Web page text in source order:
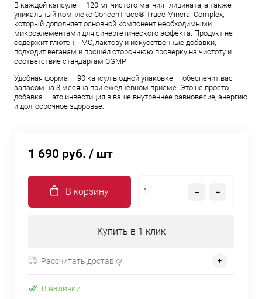
В каждой капсуле — 120 мг чистого магния глицината, а также
уникальный комплекс ConcenTrace® Trace Mineral Complex,
который дополняет основной компонент необходимыми
микроэлементами для синергетического эффекта. Продукт не
содержит глютен, ГМО, лактозу и искусственные добавки,
подходит веганам и прошёл стороннюю проверку на чистоту и
соответствие стандартам CGMP.
Удобная форма — 90 капсул в одной упаковке — обеспечит вас
запасом на 3 месяца при ежедневном приёме. Это не просто
добавка — это инвестиция в ваше внутреннее равновесие, энергию
и долгосрочное здоровье.
1 690 руб. / шт
В корзину
Купить в 1 клик
Рассчитать доставку
В наличии